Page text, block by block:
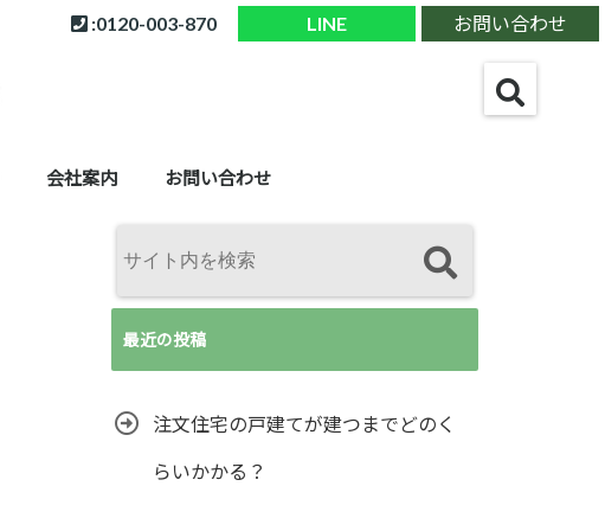
お問い合わせ
LINE
:0120-003-870
会社案内 お問い合わせ
最近の投稿
注文住宅の戸建てが建つまでどのく
らいかかる？